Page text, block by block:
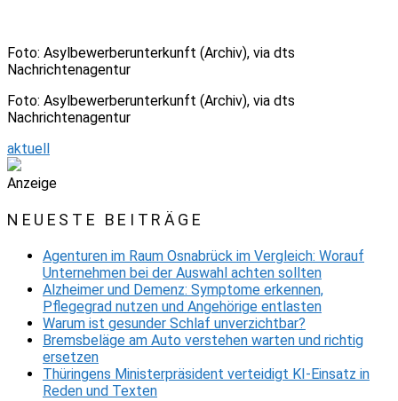
Foto: Asylbewerberunterkunft (Archiv), via dts
Nachrichtenagentur
Foto: Asylbewerberunterkunft (Archiv), via dts
Nachrichtenagentur
aktuell
Anzeige
NEUESTE BEITRÄGE
Agenturen im Raum Osnabrück im Vergleich: Worauf
Unternehmen bei der Auswahl achten sollten
Alzheimer und Demenz: Symptome erkennen,
Pflegegrad nutzen und Angehörige entlasten
Warum ist gesunder Schlaf unverzichtbar?
Bremsbeläge am Auto verstehen warten und richtig
ersetzen
Thüringens Ministerpräsident verteidigt KI-Einsatz in
Reden und Texten